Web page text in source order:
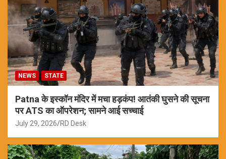
NEWS STATE
Patna के इस्कॉन मंदिर में मचा हड़कंप! आतंकी घुसने की सूचना
पर ATS का ऑपरेशन; सामने आई सच्चाई
July 29, 2026 RD Desk